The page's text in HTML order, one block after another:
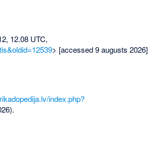
12.08 UTC,
> [accessed 9 augusts 2026]
index.php?